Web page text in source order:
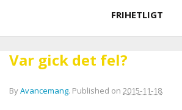
FRIHETLIGT
Var gick det fel?
ByAvancemang. Published on 2015-11-18.